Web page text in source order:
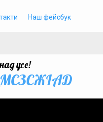
Наш фейсбук
усе!